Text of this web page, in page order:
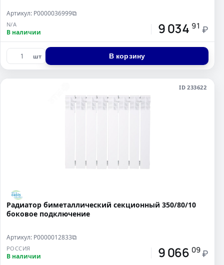
Артикул: Р0000036999⧉
N/A
В наличии 9 034 91 ₽
шт В корзину
ID 233622
Радиатор биметаллический секционный 350/80/10
боковое подключение
Артикул: Р0000012833⧉
РОССИЯ
В наличии 9 066 09 ₽